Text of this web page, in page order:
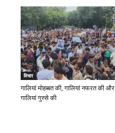
विचार
गालियां मोहब्बत की, गालियां नफरत की और
गालियां गुस्से की